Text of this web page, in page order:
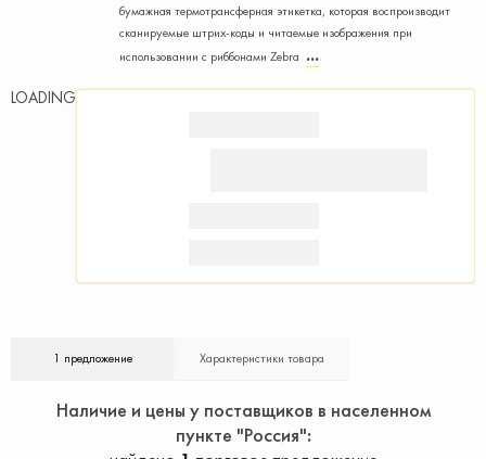
бумажная термотрансферная этикетка, которая воспроизводит
сканируемые штрих-коды и читаемые изображения при
использовании с риббонами Zebra
LOADING
1 предложение Характеристики товара
Наличие и цены у поставщиков в населенном
пункте "Россия"